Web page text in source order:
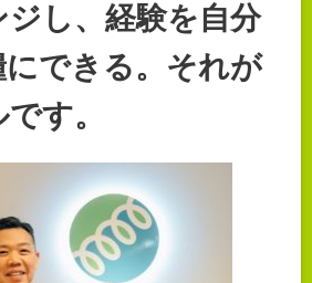
ジし、経験を自分
できる。それが
す。